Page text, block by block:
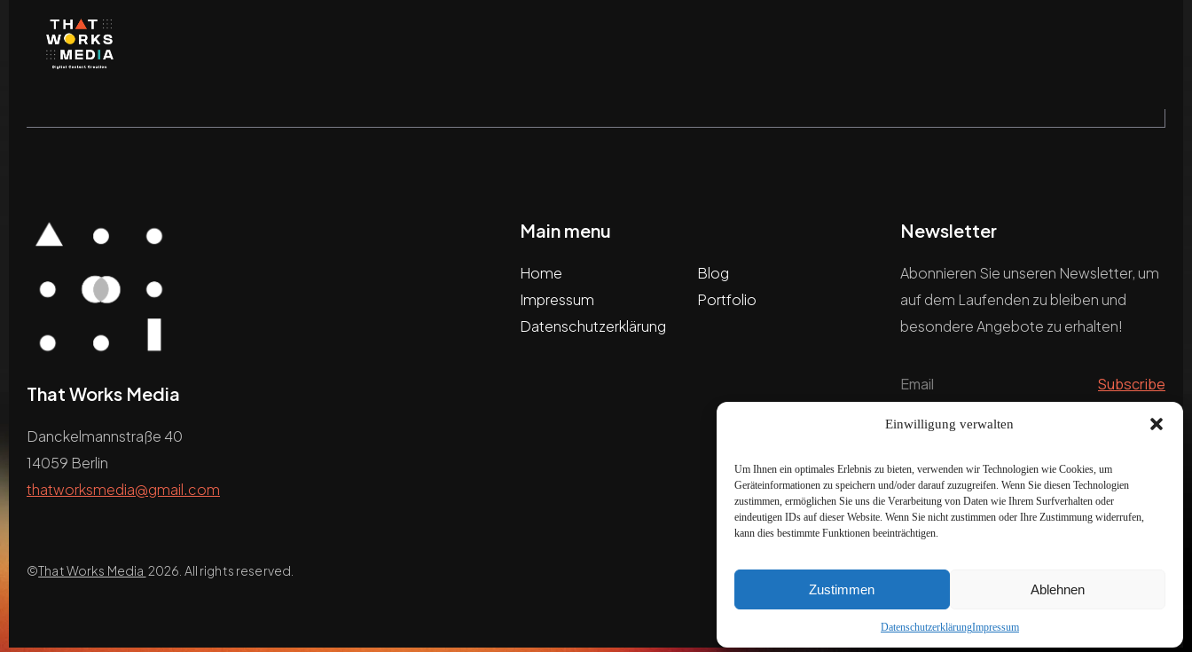
Einwilligung verwalten
Um Ihnen ein optimales Erlebnis zu bieten, verwenden wir Technologien wie Cookies, um
Geräteinformationen zu speichern und/oder darauf zuzugreifen. Wenn Sie diesen Technologien
zustimmen, ermöglichen Sie uns die Verarbeitung von Daten wie Ihrem Surfverhalten oder
eindeutigen IDs auf dieser Website. Wenn Sie nicht zustimmen oder Ihre Zustimmung widerrufen,
kann dies bestimmte Funktionen beeinträchtigen.
Zustimmen Ablehnen
DatenschutzerklärungImpressum
That Works Media
Danckelmannstraße 40
14059 Berlin
thatworksmedia@gmail.com
©That Works Media 2026. All rights reserved.
Main menu
Home
Impressum
Datenschutzerklärung
Blog
Portfolio
Newsletter
Abonnieren Sie unseren Newsletter, um
auf dem Laufenden zu bleiben und
besondere Angebote zu erhalten!